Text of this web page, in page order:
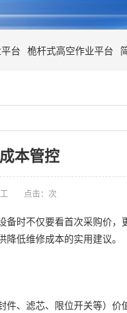
台 桅杆式高空作业平台
本管控
点击： 次
时不仅要看首次采购价，
低维修成本的实用建议。
、滤芯、限位开关等）价